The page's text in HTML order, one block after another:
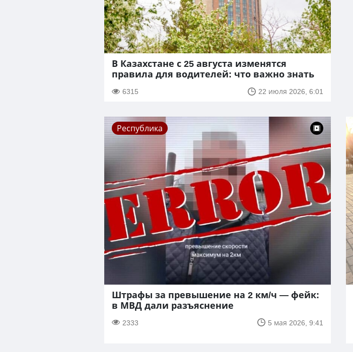
В Казахстане с 25 августа изменятся
правила для водителей: что важно знать
6315 22 июля 2026, 6:01
Республика
Штрафы за превышение на 2 км/ч — фейк:
в МВД дали разъяснение
2333 5 мая 2026, 9:41